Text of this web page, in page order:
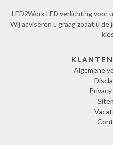
LED2Work LED verlichting voor
Wij adviseren u graag zodat u
Algemene